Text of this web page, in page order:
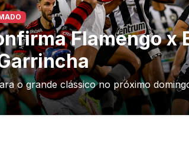
Flamengo x
o grande clássico no próximo